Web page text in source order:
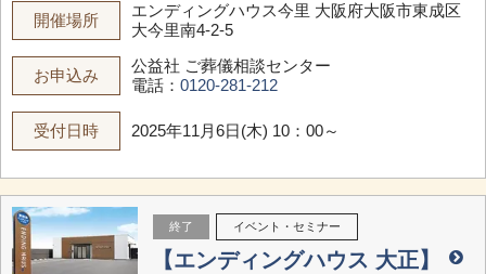
開催場所
エンディングハウス今里 大阪府大阪市東成区
大今里南4-2-5
お申込み
公益社 ご葬儀相談センター
電話： 0120-281-212
受付日時 2025年11月6日(木) 10：00～
終了 イベント・セミナー
【エンディングハウス 大正】